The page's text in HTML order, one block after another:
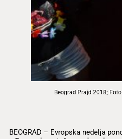
Beograd Prajd 2018;
BEOGRAD – Evropska nedelja